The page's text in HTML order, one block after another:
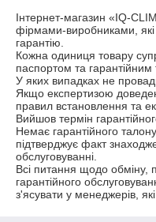
Інтернет-магазин «IQ-
фірмами-виробниками,
гарантію.
Кожна одиниця товару
паспортом та
У яких випадках не
Якщо експертизою
правил встановлення та
Вийшов термін
Немає гарантійного
підтверджує факт
обслуговуванні.
Всі питання щодо обміну,
гарантійного
з'ясувати у менеджерів,